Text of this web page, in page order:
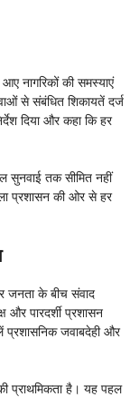
नागरिकों की समस्याएं
से संबंधित शिकायतें दर्ज
दिया और कहा कि हर
सुनवाई तक सीमित नहीं
प्रशासन की ओर से हर
जनता के बीच संवाद
और पारदर्शी प्रशासन
प्रशासनिक जवाबदेही और
प्राथमिकता है। यह पहल